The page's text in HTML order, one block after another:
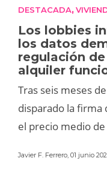
DESTACADA,
Los lobbies
los datos
regulación
alquiler
Tras seis meses
disparado la firma
el precio medio
Javier F. Ferrero 01 junio